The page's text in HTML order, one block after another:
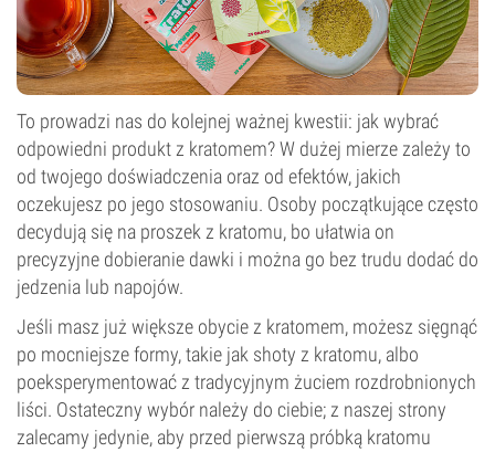
To prowadzi nas do kolejnej ważnej kwestii: jak wybrać
odpowiedni produkt z kratomem? W dużej mierze zależy to
od twojego doświadczenia oraz od efektów, jakich
oczekujesz po jego stosowaniu. Osoby początkujące często
decydują się na proszek z kratomu, bo ułatwia on
precyzyjne dobieranie dawki i można go bez trudu dodać do
jedzenia lub napojów.
Jeśli masz już większe obycie z kratomem, możesz sięgnąć
po mocniejsze formy, takie jak shoty z kratomu, albo
poeksperymentować z tradycyjnym żuciem rozdrobnionych
liści. Ostateczny wybór należy do ciebie; z naszej strony
zalecamy jedynie, aby przed pierwszą próbką kratomu